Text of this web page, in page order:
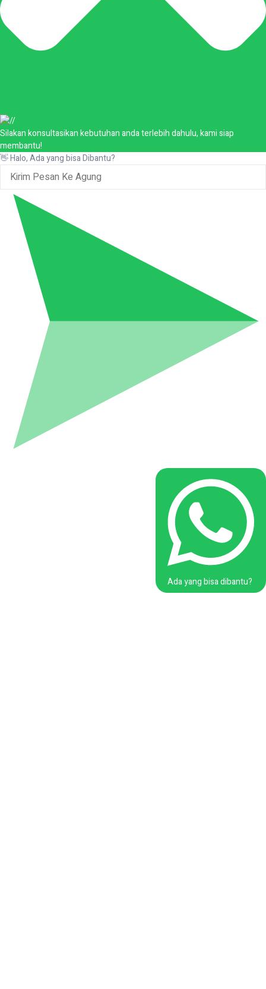
Silakan konsultasikan kebutuhan anda terlebih dahulu, kami siap
membantu!
👋 Halo, Ada yang bisa Dibantu?
Ada yang bisa dibantu?